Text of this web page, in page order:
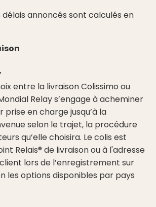
délais annoncés sont calculés en
entre la livraison Colissimo ou
Relay s’engage à acheminer
prise en charge jusqu’à la
selon le trajet, la procédure
qu’elle choisira. Le colis est
Relais® de livraison ou à l'adresse
lors de l’enregistrement sur
les options disponibles par pays